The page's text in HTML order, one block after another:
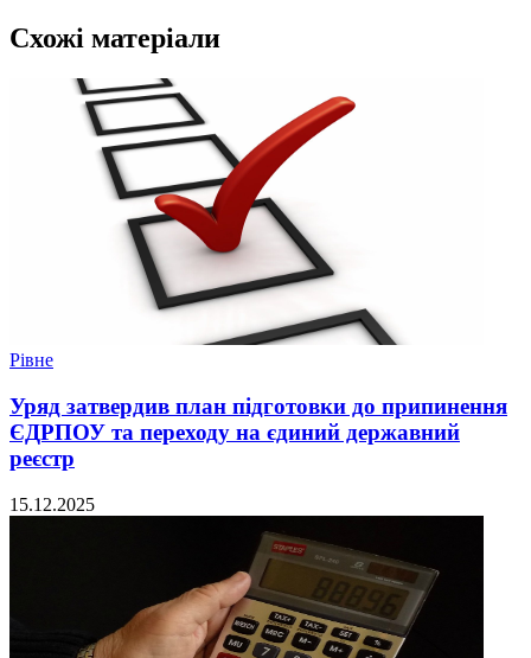
Схожі матеріали
Рівне
Уряд затвердив план підготовки до припинення
ЄДРПОУ та переходу на єдиний державний
реєстр
15.12.2025